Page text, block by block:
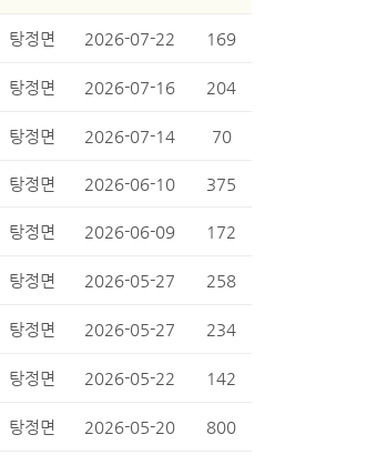
탕정면 2026-07-22 169
탕정면 2026-07-16 204
탕정면 2026-07-14 70
탕정면 2026-06-10 375
탕정면 2026-06-09 172
탕정면 2026-05-27 258
탕정면 2026-05-27 234
탕정면 2026-05-22 142
탕정면 2026-05-20 800